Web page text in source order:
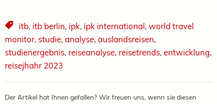
itb, itb berlin, ipk, ipk international, world travel
monitor, studie, analyse, auslandsreisen,
studienergebnis, reiseanalyse, reisetrends, entwicklung,
reisejhahr 2023
Der Artikel hat Ihnen gefallen? Wir freuen uns, wenn sie diesen